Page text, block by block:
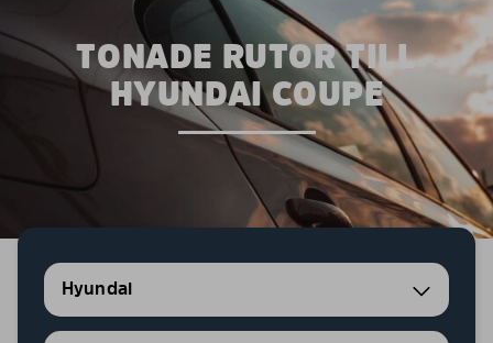
TONADE RUTOR TILL
HYUNDAI COUPE
Hyundai